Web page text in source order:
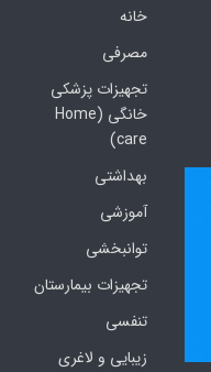
خانه
مصرفی
تجهیزات پزشکی
خانگی (Home
care)
بهداشتی
آموزشی
توانبخشی
تجهیزات بیمارستان
تنفسی
زیبایی و لاغری